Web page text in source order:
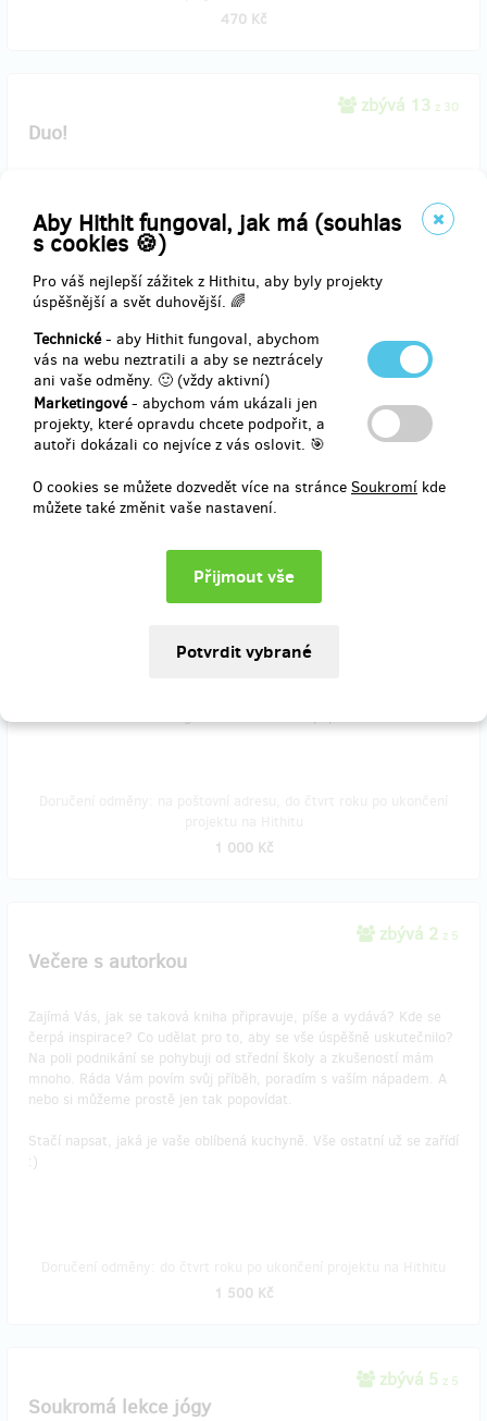
Aby Hithit fungoval, jak má (souhlas
s cookies 🍪)
Pro váš nejlepší zážitek z Hithitu, aby byly projekty
úspěšnější a svět duhovější. 🌈
Technické- aby Hithit fungoval, abychom
vás na webu neztratili a aby se neztrácely
ani vaše odměny. 🙂 (vždy aktivní)
Marketingové- abychom vám ukázali jen
projekty, které opravdu chcete podpořit, a
autoři dokázali co nejvíce z vás oslovit. 🎯
O cookies se můžete dozvedět více na stránce Soukromí kde
můžete také změnit vaše nastavení.
470 Kč
zbývá 13 z 30
Duo!
Chcete šířit dobré myšlenky? Zakupte knihy dvě a ušetříte.
Nejenom za jedno poštovné, ale za dvě krásná dílka, která
odstartují vaše zdravé návyky v kanceláři!
V ceně je zahrnuté poštovné.
Doručení odměny: na poštovní adresu, do čtvrt roku po ukončení
projektu na Hithitu
720 Kč
Jste firma, zajímáte se o zdraví a produktivitu vašich zaměstnanců,
Poskytněte jim alespoň limitovanou edici brožury s více jak patnácti
1 000 Kč
zbývá 2 z 5
Večere s autorkou
Zajímá Vás, jak se taková kniha připravuje, píše a vydává? Kde se
čerpá inspirace? Co udělat pro to, aby se vše úspěšně uskutečnilo?
Na poli podnikání se pohybuji od střední školy a zkušeností mám
mnoho. Ráda Vám povím svůj příběh, poradím s vaším nápadem. A
nebo si můžeme prostě jen tak popovídat.
Stačí napsat, jaká je vaše oblíbená kuchyně. Vše ostatní už se zařídí
:)
1 500 Kč
zbývá 5 z 5
Soukromá lekce jógy